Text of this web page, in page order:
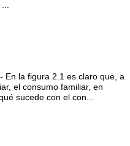
- En la figura 2.1 es claro que, a
el consumo familiar, en
sucede con el con...